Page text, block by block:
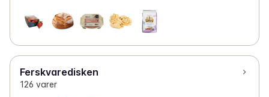
Ferskvaredisken
126 varer